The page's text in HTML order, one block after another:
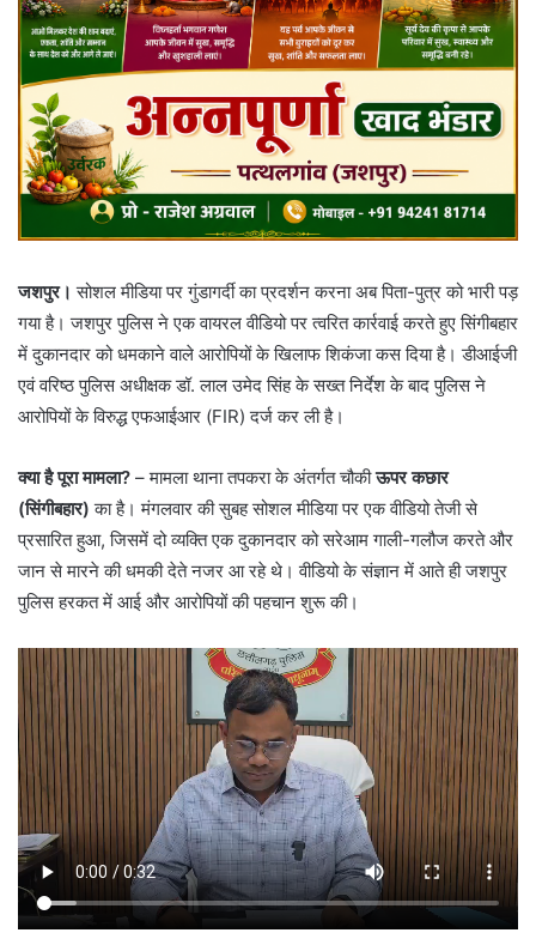
जशपुर। सोशल मीडिया पर गुंडागर्दी का प्रदर्शन करना अब पिता-पुत्र को भारी पड़
गया है। जशपुर पुलिस ने एक वायरल वीडियो पर त्वरित कार्रवाई करते हुए सिंगीबहार
में दुकानदार को धमकाने वाले आरोपियों के खिलाफ शिकंजा कस दिया है। डीआईजी
एवं वरिष्ठ पुलिस अधीक्षक डॉ. लाल उमेद सिंह के सख्त निर्देश के बाद पुलिस ने
आरोपियों के विरुद्ध एफआईआर (FIR) दर्ज कर ली है।
क्या है पूरा मामला? – मामला थाना तपकरा के अंतर्गत चौकीऊपर कछार
(सिंगीबहार) का है। मंगलवार की सुबह सोशल मीडिया पर एक वीडियो तेजी से
प्रसारित हुआ, जिसमें दो व्यक्ति एक दुकानदार को सरेआम गाली-गलौज करते और
जान से मारने की धमकी देते नजर आ रहे थे। वीडियो के संज्ञान में आते ही जशपुर
पुलिस हरकत में आई और आरोपियों की पहचान शुरू की।